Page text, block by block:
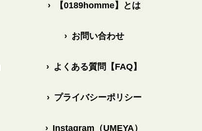
›【0189homme】とは
›お問い合わせ
› よくある質問【FAQ】
›プライバシーポリシー
› Instagram（UMEYA）